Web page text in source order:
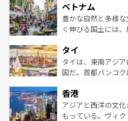
参照してほしい。
容にもいいと評判の
が味わえ
照してほしい。
き、地方に足を延ば
できる。そして、
まで、さまざまな
リティに包まれなが
覧を参照してほしい
ベトナム
豊かな自然と多様
く伸びる国土には
急速な発展と共に伝
ーチミン市のフラ
醸し出している。
とつ。フォーやバイ
ひ現地で味わいた
が旅行者を迎えて
タイ
タイは、東南アジ
国だ。首都バンコ
の活気が交差してい
帯で自然と触れ合
いビーチでリゾー
香港
アジアと西洋の文
もっている。ヴィ